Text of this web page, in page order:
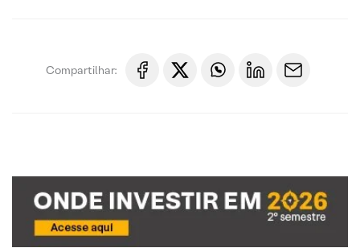
Compartilhar: